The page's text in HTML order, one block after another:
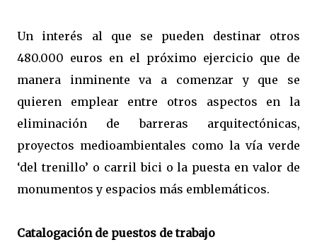
Un interés al que se pueden destinar otros
480.000 euros en el próximo ejercicio que de
manera inminente va a comenzar y que se
quieren emplear entre otros aspectos en la
eliminación de barreras arquitectónicas,
proyectos medioambientales como la vía verde
‘del trenillo’ o carril bici o la puesta en valor de
monumentos y espacios más emblemáticos.
Catalogación de puestos de trabajo